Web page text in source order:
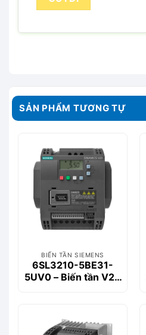
SẢN PHẨM TƯƠNG TỰ
BIẾN TẦN SIEMENS
6SL3210-5BE31-
5UV0 – Biến tần V20